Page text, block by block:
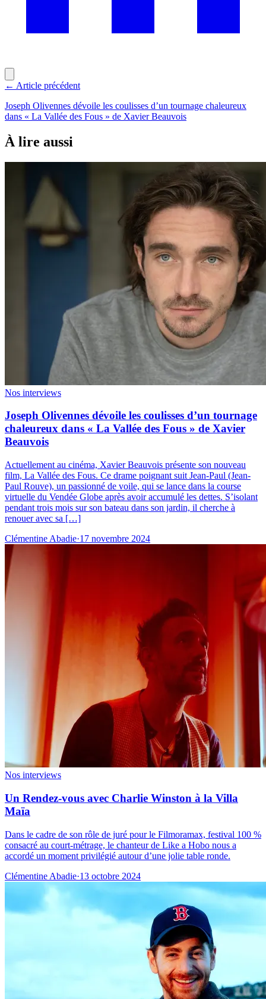
← Article précédent
Joseph Olivennes dévoile les coulisses d’un tournage chaleureux
dans « La Vallée des Fous » de Xavier Beauvois
À lire aussi
Nos interviews
Joseph Olivennes dévoile les coulisses d’un tournage
chaleureux dans « La Vallée des Fous » de Xavier
Beauvois
Actuellement au cinéma, Xavier Beauvois présente son nouveau
film, La Vallée des Fous. Ce drame poignant suit Jean-Paul (Jean-
Paul Rouve), un passionné de voile, qui se lance dans la course
virtuelle du Vendée Globe après avoir accumulé les dettes. S’isolant
pendant trois mois sur son bateau dans son jardin, il cherche à
renouer avec sa […]
Clémentine Abadie·17 novembre 2024
Nos interviews
Un Rendez-vous avec Charlie Winston à la Villa
Maïa
Dans le cadre de son rôle de juré pour le Filmoramax, festival 100 %
consacré au court-métrage, le chanteur de Like a Hobo nous a
accordé un moment privilégié autour d’une jolie table ronde.
Clémentine Abadie·13 octobre 2024